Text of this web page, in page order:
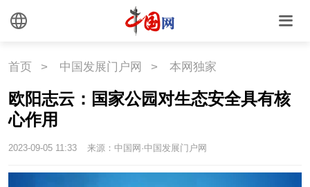
首页 > 中国发展门户网 > 本网独家
欧阳志云：国家公园对生态安全具有核
心作用
2023-09-05 11:33 来源：中国网·中国发展门户网